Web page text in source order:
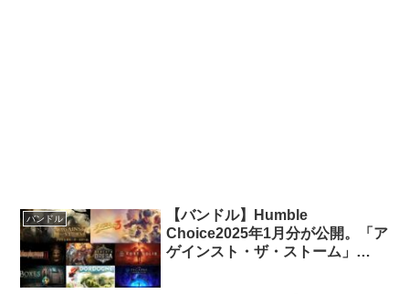
バンドル
【バンドル】Humble
Choice2025年1月分が公開。「ア
ゲインスト・ザ・ストーム」